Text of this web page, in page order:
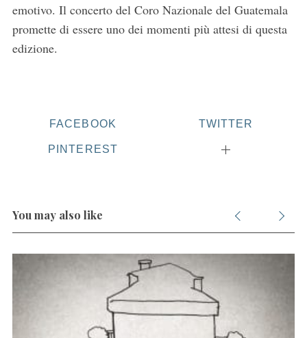
emotivo. Il concerto del Coro Nazionale del Guatemala
promette di essere uno dei momenti più attesi di questa
edizione.
FACEBOOK TWITTER
PINTEREST
You may also like
a
r
r